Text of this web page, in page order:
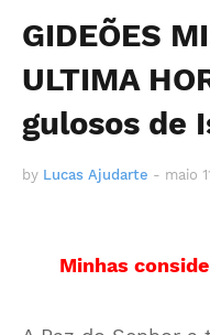
GIDEÕES
ULTIMA
gulosos de
by Lucas Ajudarte - maio
Minhas